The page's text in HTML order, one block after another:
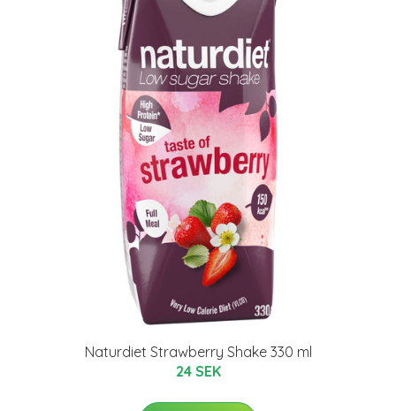
Naturdiet Strawberry Shake 330 ml
24 SEK